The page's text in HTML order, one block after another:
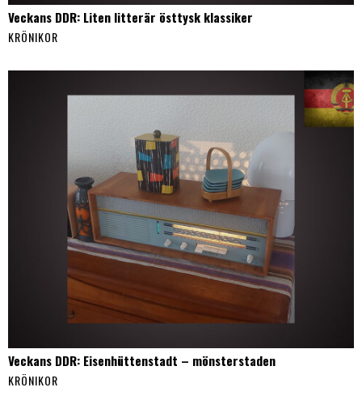
Veckans DDR: Liten litterär östtysk klassiker
KRÖNIKOR
Veckans DDR: Eisenhüttenstadt – mönsterstaden
KRÖNIKOR